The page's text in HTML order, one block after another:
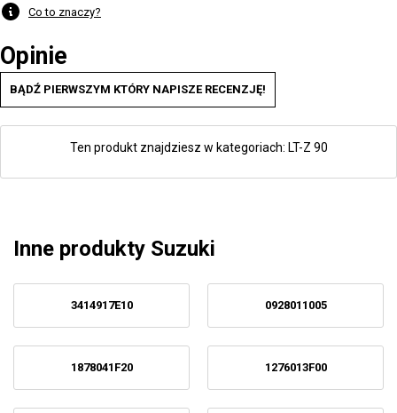
Co to znaczy?
Opinie
BĄDŹ PIERWSZYM KTÓRY NAPISZE RECENZJĘ!
Ten produkt znajdziesz w kategoriach: LT-Z 90
Inne produkty Suzuki
3414917E10 0928011005
1878041F20 1276013F00